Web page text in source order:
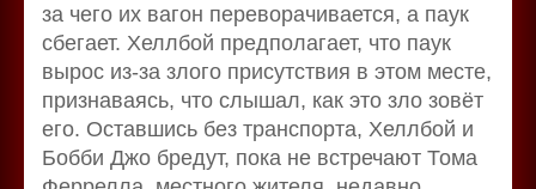
за чего их вагон переворачивается, а паук
сбегает. Хеллбой предполагает, что паук
вырос из-за злого присутствия в этом месте,
признаваясь, что слышал, как это зло зовёт
его. Оставшись без транспорта, Хеллбой и
Бобби Джо бредут, пока не встречают Тома